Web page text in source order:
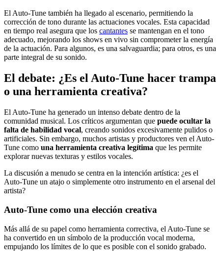
El Auto-Tune también ha llegado al escenario, permitiendo la
corrección de tono durante las actuaciones vocales. Esta capacidad
en tiempo real asegura que los cantantes se mantengan en el tono
adecuado, mejorando los shows en vivo sin comprometer la energía
de la actuación. Para algunos, es una salvaguardia; para otros, es una
parte integral de su sonido.
El debate: ¿Es el Auto-Tune hacer trampa
o una herramienta creativa?
El Auto-Tune ha generado un intenso debate dentro de la
comunidad musical. Los críticos argumentan que puede ocultar la
falta de habilidad vocal, creando sonidos excesivamente pulidos o
artificiales. Sin embargo, muchos artistas y productores ven el Auto-
Tune como una herramienta creativa legítima que les permite
explorar nuevas texturas y estilos vocales.
La discusión a menudo se centra en la intención artística: ¿es el
Auto-Tune un atajo o simplemente otro instrumento en el arsenal del
artista?
Auto-Tune como una elección creativa
Más allá de su papel como herramienta correctiva, el Auto-Tune se
ha convertido en un símbolo de la producción vocal moderna,
empujando los límites de lo que es posible con el sonido grabado.